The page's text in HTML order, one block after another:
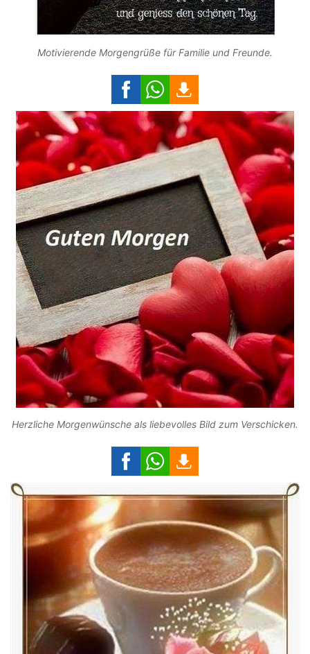
Motivierende Morgengrüße für Familie und Freunde.
Herzliche Morgenwünsche als liebevolles Bild zum Verschicken.